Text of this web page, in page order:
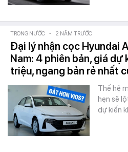
TRONG NƯỚC - 2 NĂM TRƯỚC
Đại lý nhận cọc Hyundai
Nam: 4 phiên bản, giá
triệu, ngang bản rẻ nhất
Thế hệ
hẹn sẽ
dự kiến